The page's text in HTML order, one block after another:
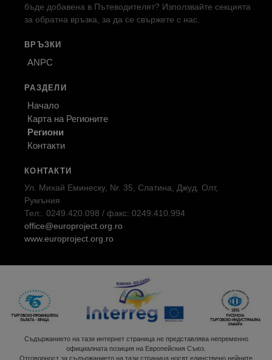
бъде добавена в Пътеводителят? Използвайте секцията
за обратна връзка, за да се свържете с нас.
ВРЪЗКИ
ANPC
РАЗДЕЛИ
Начало
Карта на Регионите
Региони
Контакти
КОНТАКТИ
Ул. Михай Еминеску, Nr. 35, Слатина, Джуд. Олт,
Румъния
Тел:. 0249.420.098 / факс: 0249.410.994
office@europroject.org.ro
www.europroject.org.ro
Съдържанието на тази интернет страница не представлява непременно
официалната позиция на Европейския Съюз.
Отговорност за съдържанието на тази страница носят единствено нейните